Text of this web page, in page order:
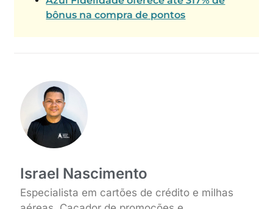
bônus na compra de pontos
Israel Nascimento
Especialista em cartões de crédito e milhas